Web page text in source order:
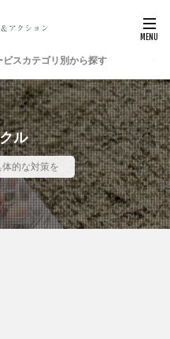
ビスカテゴリ別から探す
ル
体的な対策を